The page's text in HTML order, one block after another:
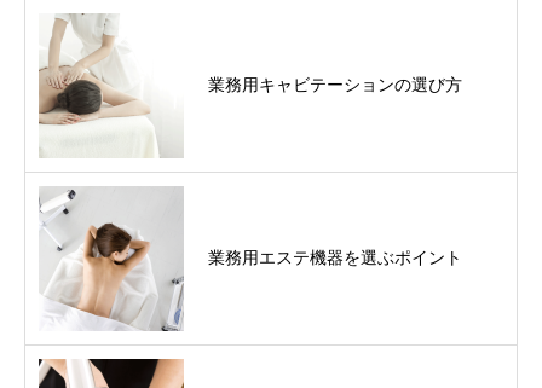
業務用キャビテーションの選び方
業務用エステ機器を選ぶポイント